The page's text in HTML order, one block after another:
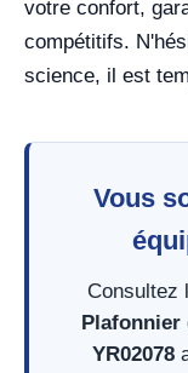
votre confort,
compétitifs.
science, il est
Vous
Consultez
Plafonnier
YR02078